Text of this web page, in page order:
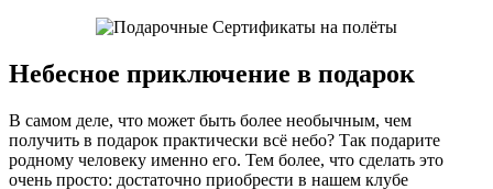
Небесное приключение в подарок
В самом деле, что может быть более необычным, чем
получить в подарок практически всё небо? Так подарите
родному человеку именно его. Тем более, что сделать это
очень просто: достаточно приобрести в нашем клубе